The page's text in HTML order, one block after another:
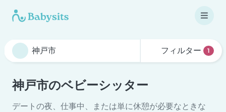
フィルター 1
神戸市のベビーシッター
デートの夜、仕事中、または単に休憩が必要なときな